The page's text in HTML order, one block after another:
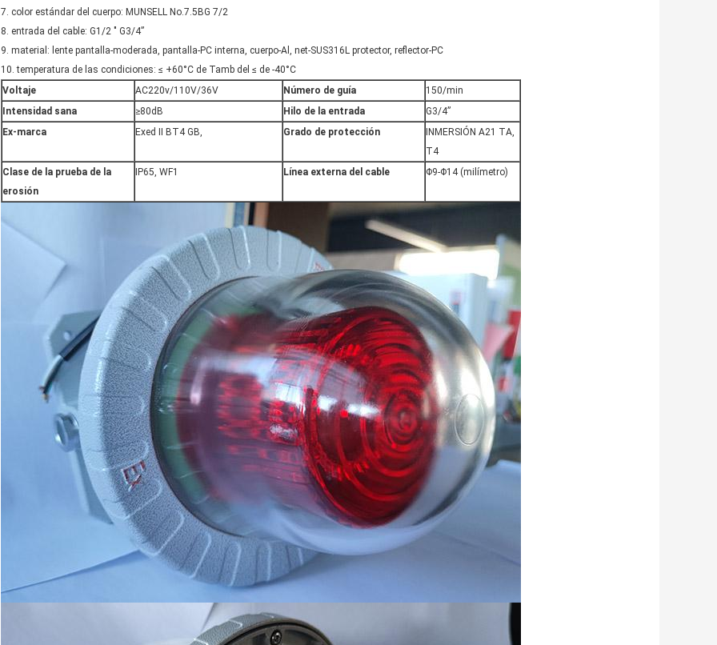
7. color estándar del cuerpo: MUNSELL No.7.5BG 7/2
8. entrada del cable: G1/2 ″ G3/4”
9. material: lente pantalla-moderada, pantalla-PC interna, cuerpo-Al, net-SUS316L protector, reflector-PC
10. temperatura de las condiciones: ≤ +60°C de Tamb del ≤ de -40°C
Voltaje
AC220v/110V/36V Número de guía
150/min
Intensidad sana
≥80dB Hilo de la entrada
G3/4”
Ex-marca
Exed II BT4 GB, Grado de protección
INMERSIÓN A21 TA,
T4
Clase de la prueba de la
erosión
IP65, WF1 Línea externa del cable Φ9-Φ14 (milímetro)